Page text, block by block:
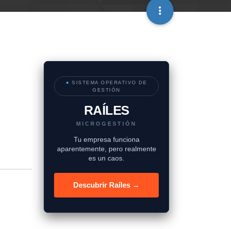
●
SISTEMA OPERATIVO DE
GESTIÓN
RAÍLES
MICROGESTIÓN
Tu empresa funciona
aparentemente, pero realmente
es un caos.
Descubrir Raíles →